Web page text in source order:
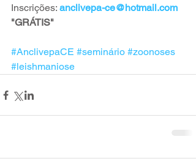
Inscrições: anclivepa-ce@hotmail.com
"GRÁTIS"
#AnclivepaCE #seminário #zoonoses
#leishmaniose